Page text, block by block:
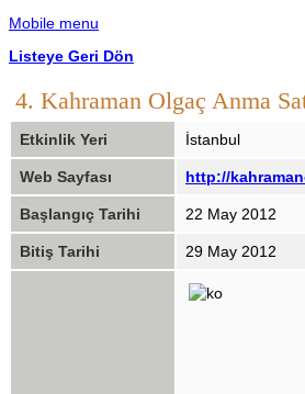
Mobile menu
Listeye Geri Dön
4. Kahraman Olgaç Anma
Etkinlik Yeri İstanbul
Web Sayfası http://
Başlangıç Tarihi 22 May 2012
Bitiş Tarihi 29 May 2012